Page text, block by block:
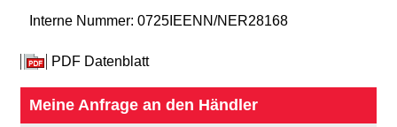
Interne Nummer: 0725IEENN/NER28168
PDF Datenblatt
Meine Anfrage an den Händler